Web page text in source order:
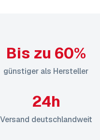
Bis zu 60%
günstiger als Hersteller
24h
Versand deutschlandweit